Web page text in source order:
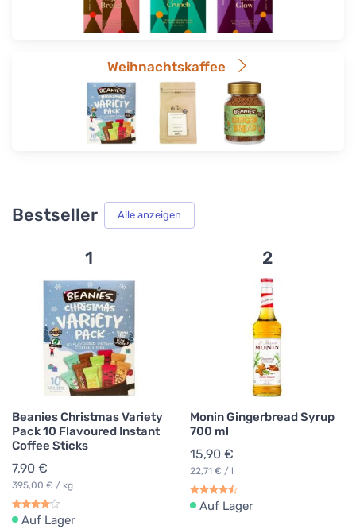
Weihnachtskaffee
Bestseller Alle anzeigen
1
Beanies Christmas Variety
Pack 10 Flavoured Instant
Coffee Sticks
7,90 €
395,00 € / kg
Auf Lager
2
Monin Gingerbread Syrup
700 ml
15,90 €
22,71 € / l
Auf Lager